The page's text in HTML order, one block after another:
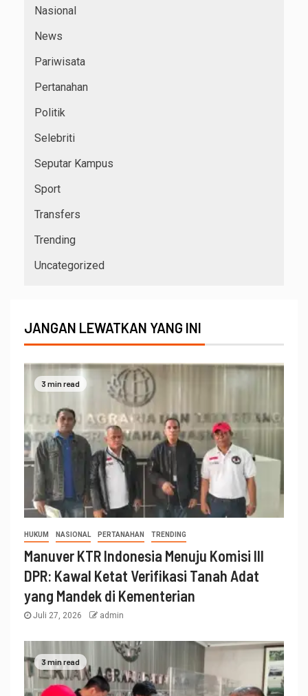
Nasional
News
Pariwisata
Pertanahan
Politik
Selebriti
Seputar Kampus
Sport
Transfers
Trending
Uncategorized
JANGAN LEWATKAN YANG INI
3 min read
HUKUM NASIONAL PERTANAHAN TRENDING
Manuver KTR Indonesia Menuju Komisi III
DPR: Kawal Ketat Verifikasi Tanah Adat
yang Mandek di Kementerian
Juli 27, 2026 admin
3 min read